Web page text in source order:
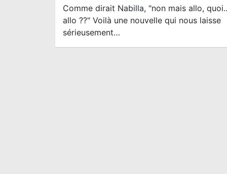
Comme dirait Nabilla, "non mais allo,
allo ??" Voilà une nouvelle qui nous laisse
sérieusement…